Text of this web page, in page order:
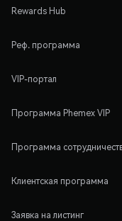
Rewards Hub
Реф. программа
VIP-портал
Программа Phemex VIP
Программа
Клиентская программа
Заявка на листинг